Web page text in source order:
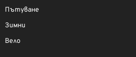
Пътуване
Зимни
Вело